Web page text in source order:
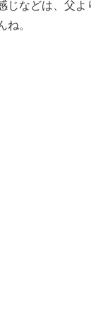
じなどは、父よ
ね。